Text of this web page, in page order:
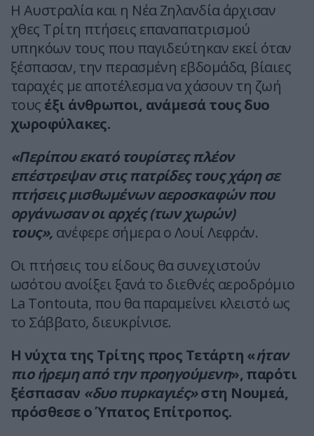
Η Αυστραλία και η Νέα Ζηλανδία άρχισαν
χθες Τρίτη πτήσεις επαναπατρισμού
υπηκόων τους που παγιδεύτηκαν εκεί όταν
ξέσπασαν, την περασμένη εβδομάδα, βίαιες
ταραχές με αποτέλεσμα να χάσουν τη ζωή
τους έξι άνθρωποι, ανάμεσά τους δυο
χωροφύλακες.
«Περίπου εκατό τουρίστες πλέον
επέστρεψαν στις πατρίδες τους χάρη σε
πτήσεις μισθωμένων αεροσκαφών που
οργάνωσαν οι αρχές (των χωρών)
τους», ανέφερε σήμερα ο Λουί Λεφράν.
Οι πτήσεις του είδους θα συνεχιστούν
ωσότου ανοίξει ξανά το διεθνές αεροδρόμιο
La Tontouta, που θα παραμείνει κλειστό ως
το Σάββατο, διευκρίνισε.
Η νύχτα της Τρίτης προς Τετάρτη «ήταν
πιο ήρεμη από την προηγούμενη», παρότι
ξέσπασαν «δυο πυρκαγιές»στη Νουμεά,
πρόσθεσε ο Ύπατος Επίτροπος.